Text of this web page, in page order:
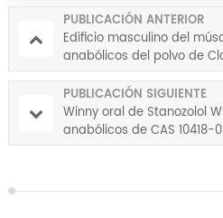
PUBLICACIÓN ANTERIOR
Edificio masculino del
anabólicos del polvo de
clomifeno de CAS 50-41-9
PUBLICACIÓN SIGUIENTE
Winny oral de Stanozolol
anabólicos de CAS
músculo